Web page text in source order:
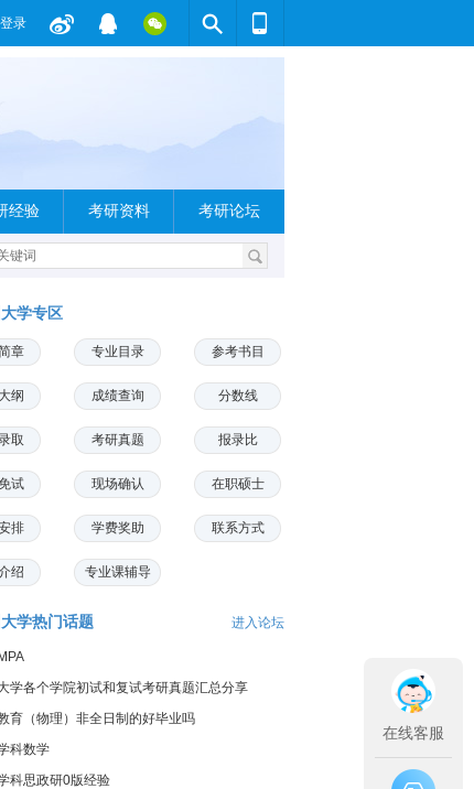
登录
经验 考研资料 考研论坛
学专区
章 专业目录 参考书目
纲 成绩查询 分数线
取 考研真题 报录比
试 现场确认 在职硕士
排 学费奖助 联系方式
绍 专业课辅导
学热门话题 进入论坛
学各个学院初试和复试考研真题汇总分享
育（物理）非全日制的好毕业吗
科数学
科思政研0版经验
在线客服